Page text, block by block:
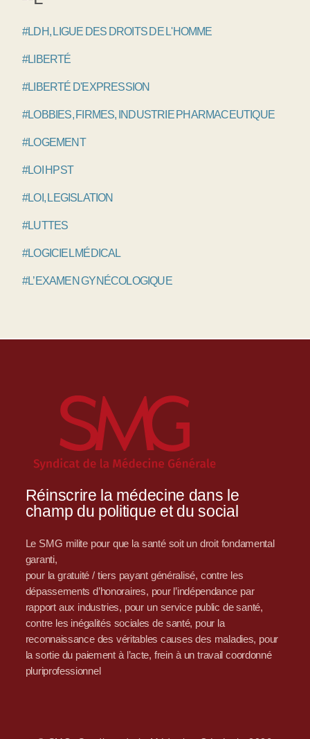
#LDH, LIGUE DES DROITS DE L'HOMME
#LIBERTÉ
#LIBERTÉ D'EXPRESSION
#LOBBIES, FIRMES, INDUSTRIE PHARMACEUTIQUE
#LOGEMENT
#LOI HPST
#LOI, LEGISLATION
#LUTTES
#LOGICIEL MÉDICAL
#L’EXAMEN GYNÉCOLOGIQUE
Réinscrire la médecine dans le
champ du politique et du social
Le SMG milite pour que la santé soit un droit fondamental
garanti,
pour la gratuité / tiers payant généralisé, contre les
dépassements d’honoraires, pour l’indépendance par
rapport aux industries, pour un service public de santé,
contre les inégalités sociales de santé, pour la
reconnaissance des véritables causes des maladies, pour
la sortie du paiement à l’acte, frein à un travail coordonné
pluriprofessionnel